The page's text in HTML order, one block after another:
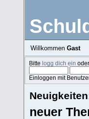
Willkommen Gast
Bittelogg dich ein
Einloggen mit
neuer